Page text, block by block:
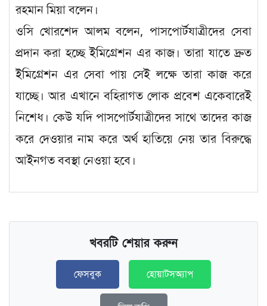
রহমান মিয়া বলেন।
ওসি খোরশেদ আলম বলেন, পাসপোর্টযাত্রীদের সেবা
প্রদান করা হচ্ছে ইমিগ্রেশন এর কাজ। তারা যাতে দ্রুত
ইমিগ্রেশন এর সেবা পায় সেই লক্ষে তারা কাজ করে
যাচ্ছে। আর এখানে বহিরাগত লোক প্রবেশ একেবারেই
নিশেধ। কেউ যদি পাসপোর্টযাত্রীদের সাথে তাদের কাজ
করে দেওয়ার নাম করে অর্থ হাতিয়ে নেয় তার বিরুদ্ধে
আইনগত ববস্থা নেওয়া হবে।
খবরটি শেয়ার করুন
ফেসবুক হোয়াটসঅ্যাপ